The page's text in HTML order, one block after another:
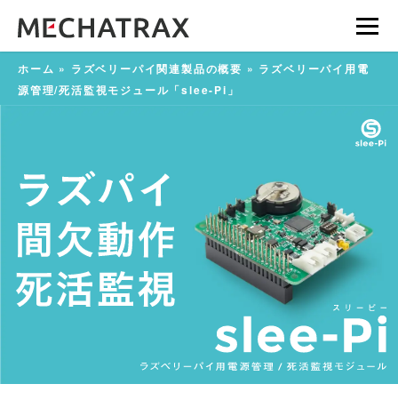
ホーム » ラズベリーパイ関連製品の概要 » ラズベリーパイ用電
源管理/死活監視モジュール「slee-Pi」